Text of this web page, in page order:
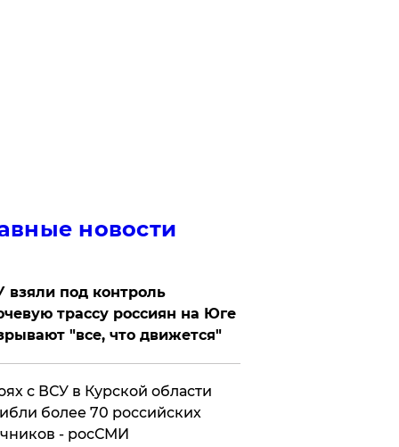
новости
взяли под контроль
трассу россиян на Юге
"все, что движется"
с ВСУ в Курской области
более 70 российских
- росСМИ